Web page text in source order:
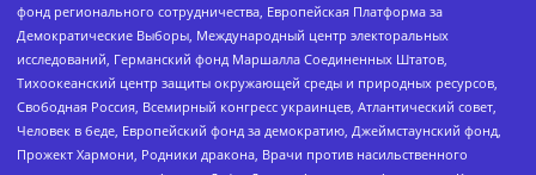
фонд регионального сотрудничества, Европейская Платформа за
Демократические Выборы, Международный центр электоральных
исследований, Германский фонд Маршалла Соединенных Штатов,
Тихоокеанский центр защиты окружающей среды и природных ресурсов,
Свободная Россия, Всемирный конгресс украинцев, Атлантический совет,
Человек в беде, Европейский фонд за демократию, Джеймстаунский фонд,
Прожект Хармони, Родники дракона, Врачи против насильственного